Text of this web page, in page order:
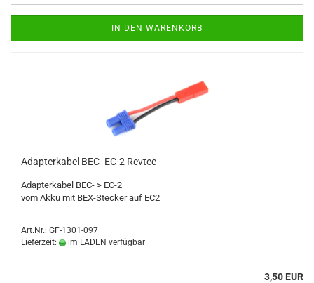
IN DEN WARENKORB
Adapterkabel BEC- EC-2 Revtec
Adapterkabel BEC- > EC-2
vom Akku mit BEX-Stecker auf EC2
Art.Nr.: GF-1301-097
Lieferzeit:
im LADEN verfügbar
3,50 EUR